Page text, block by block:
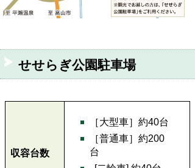
せせらぎ公園駐車場
収容台数
［大型車］約40台
［普通車］約200
台